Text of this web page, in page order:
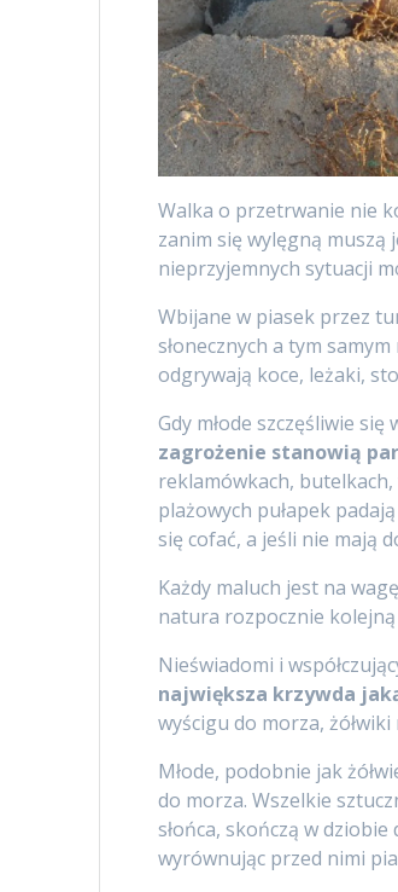
Walka o przetrwanie nie
zanim się wylęgną muszą
nieprzyjemnych sytuacji
Wbijane w piasek przez
słonecznych a tym
odgrywają koce, leżaki,
Gdy młode szczęśliwie
zagrożenie stanowią
reklamówkach,
plażowych pułapek
się cofać, a jeśli nie mają
Każdy maluch jest na
natura rozpocznie
Nieświadomi i
największa krzywda
wyścigu do morza,
Młode, podobnie jak
do morza. Wszelkie
słońca, skończą w
wyrównując przed nimi